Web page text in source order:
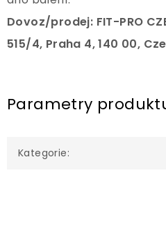
Dovoz/prodej: FIT-PRO
515/4, Praha 4, 140 00,
Parametry
Kategorie: